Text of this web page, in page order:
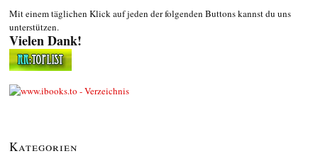
Mit einem täglichen Klick auf jeden der folgenden Buttons kannst du uns
unterstützen.
Vielen Dank!
Kategorien